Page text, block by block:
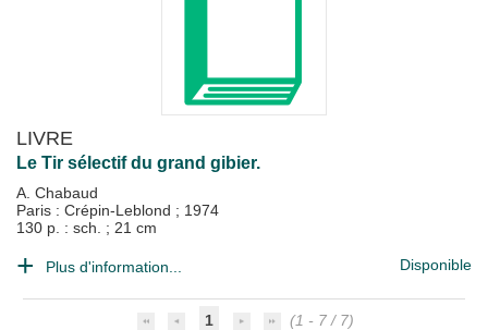
LIVRE
Le Tir sélectif du grand gibier.
A. Chabaud
Paris : Crépin-Leblond ; 1974
130 p. : sch. ; 21 cm
Plus d'information... Disponible
1
(1 - 7 / 7)